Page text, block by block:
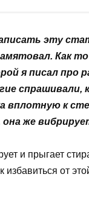
эту
Как
я писал про
спрашивали,
вплотную к
она же